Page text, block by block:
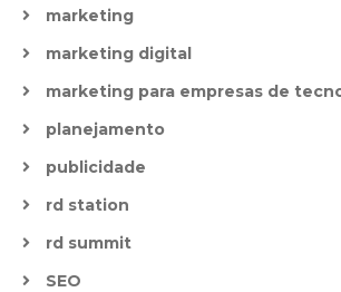
marketing
marketing digital
marketing para empresas de
planejamento
publicidade
rd station
rd summit
SEO